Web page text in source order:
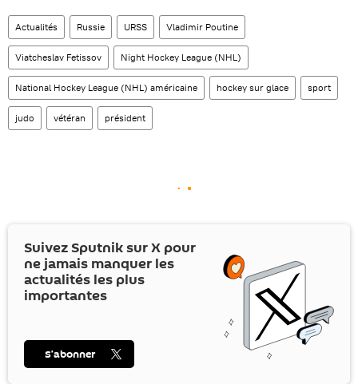
Actualités Russie URSS Vladimir Poutine
Viatcheslav Fetissov Night Hockey League (NHL)
National Hockey League (NHL) américaine hockey sur glace sport
judo vétéran président
Suivez Sputnik surX pour
ne jamais manquer les
actualités les plus
importantes
S’abonner